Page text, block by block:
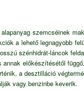
szemcséinek
a lehető legnagyobb
szénhidrát-láncok
előkészítésétől
a desztilláció
vagy benzinbe keverik.